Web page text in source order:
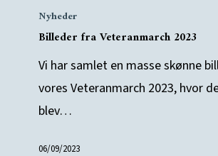
Veteranmarch
2023
Nyheder
Billeder fra Veteranmarch 2023
Vi har samlet en masse skønne
vores Veteranmarch 2023, hvor
blev…
06/09/2023